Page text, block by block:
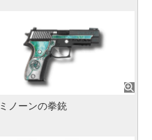
ミノーンの拳銃